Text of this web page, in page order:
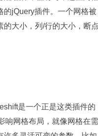
jQuery插件。一个网格被
的大小，列/行的大小，断
是一个正是这类插件的
响网格布局，就像网格在需